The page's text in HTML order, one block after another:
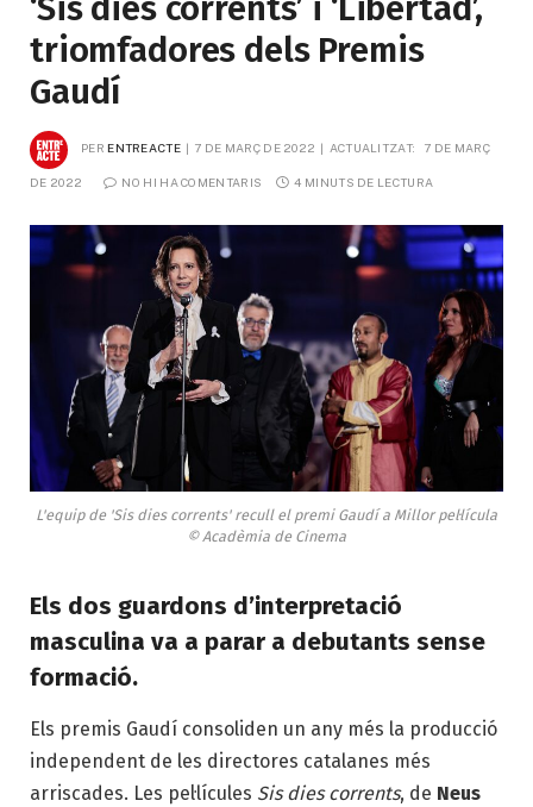
‘Sis dies corrents’ i ‘Libertad’,
triomfadores dels Premis
Gaudí
PER ENTREACTE 7 DE MARÇ DE 2022 ACTUALITZAT: 7 DE MARÇ
DE 2022 NO HI HA COMENTARIS 4 MINUTS DE LECTURA
L'equip de 'Sis dies corrents' recull el premi Gaudí a Millor pel·lícula
© Acadèmia de Cinema
Els dos guardons d’interpretació
masculina va a parar a debutants sense
formació.
Els premis Gaudí consoliden un any més la producció
independent de les directores catalanes més
arriscades. Les pel·lícules Sis dies corrents, de Neus